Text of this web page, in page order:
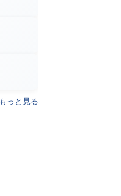
っと見る